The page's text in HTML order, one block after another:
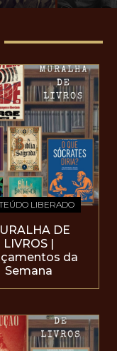
LIBERADO
DE
LIVROS |
da
Semana